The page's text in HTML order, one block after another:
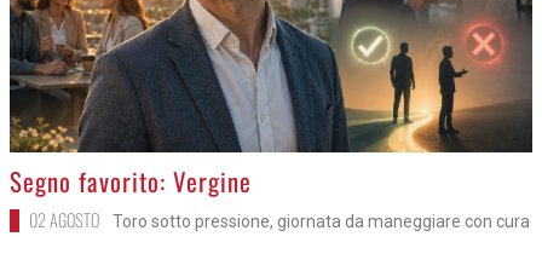
>
Segno favorito: Vergine
02 AGOSTO Toro sotto pressione, giornata da maneggiare con cura